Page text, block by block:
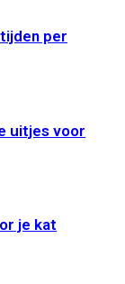
per
uitjes voor
je kat